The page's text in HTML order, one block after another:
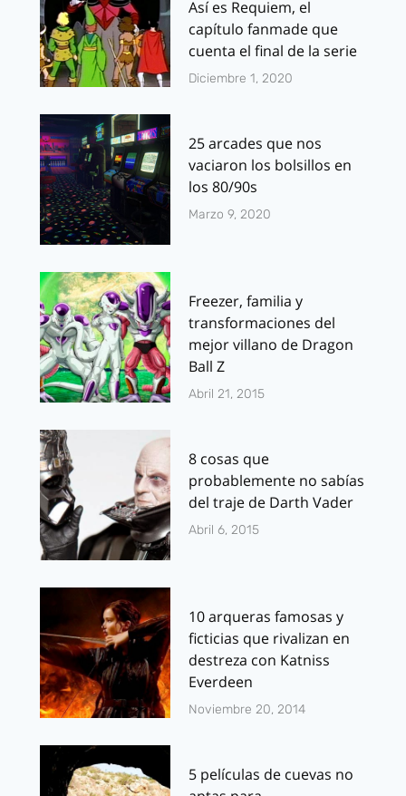
Así es Requiem, el
capítulo fanmade que
cuenta el final de la serie
Diciembre 1, 2020
25 arcades que nos
vaciaron los bolsillos en
los 80/90s
Marzo 9, 2020
Freezer, familia y
transformaciones del
mejor villano de Dragon
Ball Z
Abril 21, 2015
8 cosas que
probablemente no sabías
del traje de Darth Vader
Abril 6, 2015
10 arqueras famosas y
ficticias que rivalizan en
destreza con Katniss
Everdeen
Noviembre 20, 2014
5 películas de cuevas no